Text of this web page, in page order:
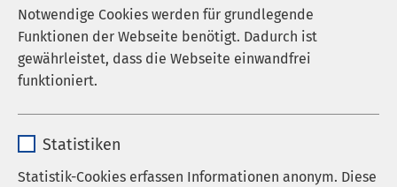
Notwendige Cookies werden für grundlegende
Funktionen der Webseite benötigt. Dadurch ist
gewährleistet, dass die Webseite einwandfrei
funktioniert.
Anbieter sgalinski
Statistiken
Statistik-Cookies erfassen Informationen anonym. Diese
Studium der
Humanmedizin
Deutschsprachiger Studiengang in
Kroatien